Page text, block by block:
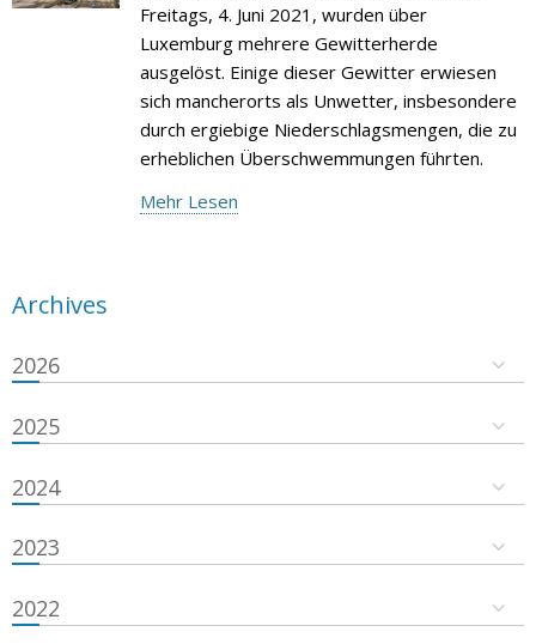
Freitags, 4. Juni 2021, wurden über
Luxemburg mehrere Gewitterherde
ausgelöst. Einige dieser Gewitter erwiesen
sich mancherorts als Unwetter, insbesondere
durch ergiebige Niederschlagsmengen, die zu
erheblichen Überschwemmungen führten.
Mehr Lesen
Archives
2026
2025
2024
2023
2022